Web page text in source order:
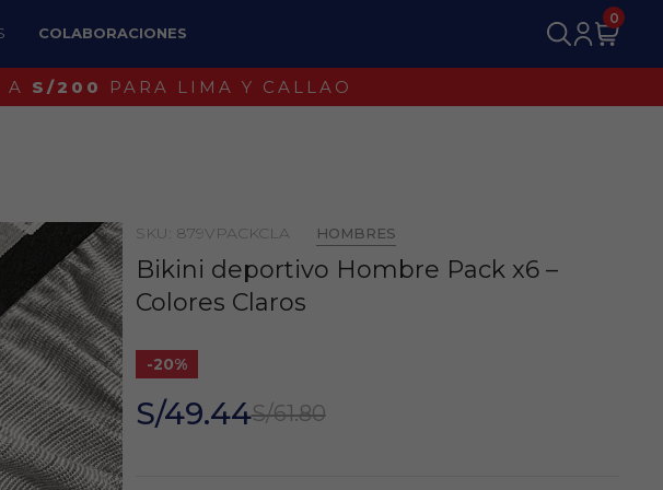
COLABORACIONES
0
ORIGINAL!
SKU: 879VPACKCLA HOMBRES
Bikini deportivo Hombre Pack x6 –
Colores Claros
-20%
S/49.44S/61.80